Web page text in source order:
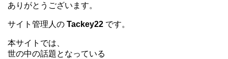
ありがとうございます。
サイト管理人の Tackey22 です。
本サイトでは、
世の中の話題となっている